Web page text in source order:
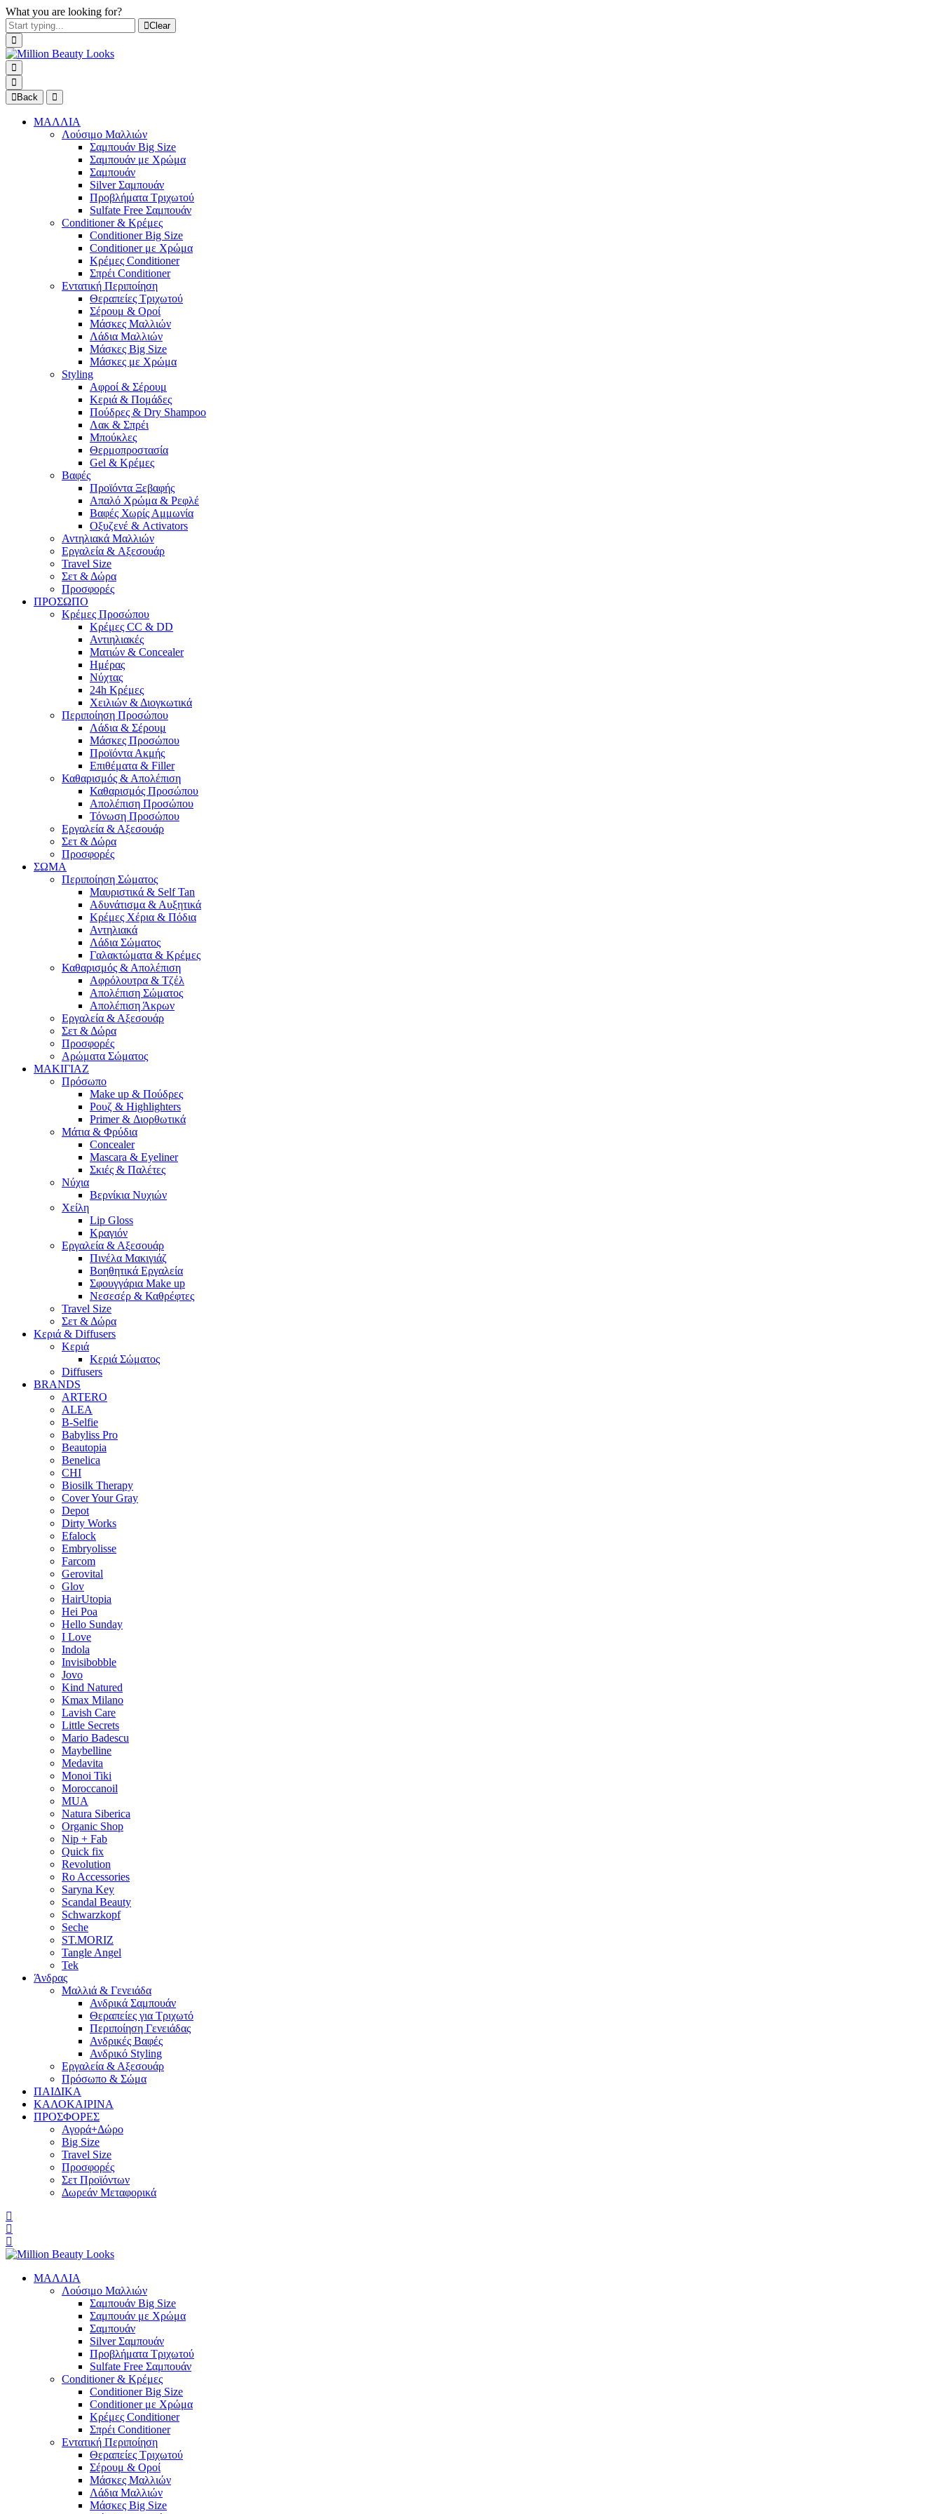
What you are looking for?
Clear
Back
ΜΑΛΛΙΑ
Λούσιμο Μαλλιών
Σαμπουάν Big Size
Σαμπουάν με Χρώμα
Σαμπουάν
Silver Σαμπουάν
Προβλήματα Τριχωτού
Sulfate Free Σαμπουάν
Conditioner & Κρέμες
Conditioner Big Size
Conditioner με Χρώμα
Κρέμες Conditioner
Σπρέι Conditioner
Εντατική Περιποίηση
Θεραπείες Τριχωτού
Σέρουμ & Οροί
Μάσκες Μαλλιών
Λάδια Μαλλιών
Μάσκες Big Size
Μάσκες με Χρώμα
Styling
Αφροί & Σέρουμ
Κεριά & Πομάδες
Πούδρες & Dry Shampoo
Λακ & Σπρέι
Μπούκλες
Θερμοπροστασία
Gel & Κρέμες
Βαφές
Προϊόντα Ξεβαφής
Απαλό Χρώμα & Ρεφλέ
Βαφές Χωρίς Αμμωνία
Οξυζενέ & Activators
Αντηλιακά Μαλλιών
Εργαλεία & Aξεσουάρ
Travel Size
Σετ & Δώρα
Προσφορές
ΠΡΟΣΩΠΟ
Κρέμες Προσώπου
Κρέμες CC & DD
Αντιηλιακές
Ματιών & Concealer
Ημέρας
Νύχτας
24h Κρέμες
Χειλιών & Διογκωτικά
Περιποίηση Προσώπου
Λάδια & Σέρουμ
Μάσκες Προσώπου
Προϊόντα Ακμής
Επιθέματα & Filler
Καθαρισμός & Απολέπιση
Καθαρισμός Προσώπου
Απολέπιση Προσώπου
Τόνωση Προσώπου
Εργαλεία & Αξεσουάρ
Σετ & Δώρα
Προσφορές
ΣΩΜΑ
Περιποίηση Σώματος
Μαυριστικά & Self Tan
Αδυνάτισμα & Αυξητικά
Κρέμες Χέρια & Πόδια
Αντηλιακά
Λάδια Σώματος
Γαλακτώματα & Κρέμες
Καθαρισμός & Απολέπιση
Αφρόλουτρα & Τζέλ
Απολέπιση Σώματος
Απολέπιση Άκρων
Εργαλεία & Αξεσουάρ
Σετ & Δώρα
Προσφορές
Αρώματα Σώματος
ΜΑΚΙΓΙΑΖ
Πρόσωπο
Make up & Πούδρες
Ρουζ & Highlighters
Primer & Διορθωτικά
Μάτια & Φρύδια
Concealer
Mascara & Eyeliner
Σκιές & Παλέτες
Νύχια
Βερνίκια Νυχιών
Χείλη
Lip Gloss
Κραγιόν
Εργαλεία & Αξεσουάρ
Πινέλα Μακιγιάζ
Βοηθητικά Εργαλεία
Σφουγγάρια Make up
Νεσεσέρ & Καθρέφτες
Travel Size
Σετ & Δώρα
Κεριά & Diffusers
Κεριά
Κεριά Σώματος
Diffusers
BRANDS
ARTERO
ALEA
B-Selfie
Babyliss Pro
Beautopia
Benelica
CHI
Biosilk Therapy
Cover Your Gray
Depot
Dirty Works
Efalock
Embryolisse
Farcom
Gerovital
Glov
HairUtopia
Hei Poa
Hello Sunday
I Love
Indola
Invisibobble
Jovo
Kind Natured
Kmax Milano
Lavish Care
Little Secrets
Mario Badescu
Maybelline
Medavita
Monoi Tiki
Moroccanoil
MUA
Natura Siberica
Organic Shop
Nip + Fab
Quick fix
Revolution
Ro Accessories
Saryna Key
Scandal Beauty
Schwarzkopf
Seche
ST.MORIZ
Tangle Angel
Tek
Άνδρας
Μαλλιά & Γενειάδα
Ανδρικά Σαμπουάν
Θεραπείες για Τριχωτό
Περιποίηση Γενειάδας
Ανδρικές Βαφές
Ανδρικό Styling
Εργαλεία & Αξεσουάρ
Πρόσωπο & Σώμα
ΠΑΙΔΙΚΑ
ΚΑΛΟΚΑΙΡΙΝΑ
ΠΡΟΣΦΟΡΕΣ
Αγορά+Δώρο
Big Size
Travel Size
Προσφορές
Σετ Προϊόντων
Δωρεάν Μεταφορικά
ΜΑΛΛΙΑ
Λούσιμο Μαλλιών
Σαμπουάν Big Size
Σαμπουάν με Χρώμα
Σαμπουάν
Silver Σαμπουάν
Προβλήματα Τριχωτού
Sulfate Free Σαμπουάν
Conditioner & Κρέμες
Conditioner Big Size
Conditioner με Χρώμα
Κρέμες Conditioner
Σπρέι Conditioner
Εντατική Περιποίηση
Θεραπείες Τριχωτού
Σέρουμ & Οροί
Μάσκες Μαλλιών
Λάδια Μαλλιών
Μάσκες Big Size